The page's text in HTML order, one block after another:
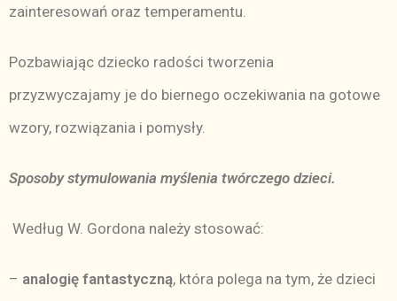
zainteresowań oraz temperamentu.
Pozbawiając dziecko radości tworzenia
przyzwyczajamy je do biernego oczekiwania na gotowe
wzory, rozwiązania i pomysły.
Sposoby stymulowania myślenia twórczego dzieci.
Według W. Gordona należy stosować:
– analogię fantastyczną, która polega na tym, że dzieci